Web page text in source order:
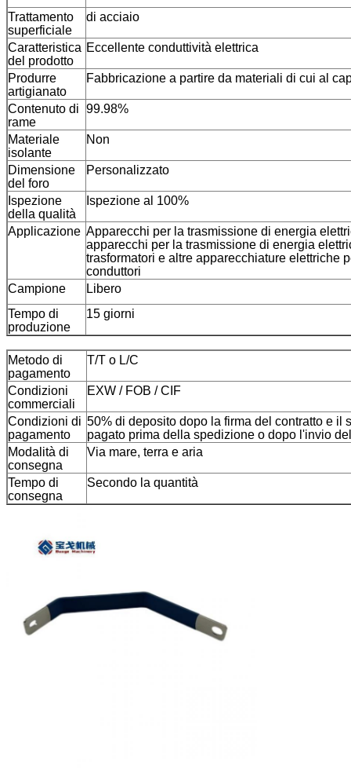
Trattamento
superficiale
di acciaio
Caratteristica
del prodotto
Eccellente conduttività elettrica
Produrre
artigianato
Fabbricazione a partire da materiali di cui al
Contenuto di
rame
99.98%
Materiale
isolante
Non
Dimensione
del foro
Personalizzato
Ispezione
della qualità
Ispezione al 100%
Applicazione Apparecchi per la trasmissione di energia
apparecchi per la trasmissione di energia
trasformatori e altre apparecchiature elettriche
conduttori
Campione
Libero
Tempo di
produzione
15 giorni
Metodo di
pagamento
T/T o L/C
Condizioni
commerciali
EXW / FOB / CIF
Condizioni di
pagamento
50% di deposito dopo la firma del contratto e il
pagato prima della spedizione o dopo l'invio
Modalità di
consegna
Via mare, terra e aria
Tempo di
consegna
Secondo la quantità